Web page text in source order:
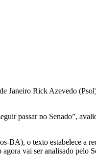
Janeiro Rick Azevedo
passar no Senado”,
BA), o texto estabelece a
vai ser analisado pelo